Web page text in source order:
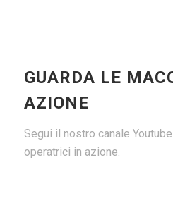
GUARDA LE
AZIONE
Segui il nostro canale
operatrici in azione.